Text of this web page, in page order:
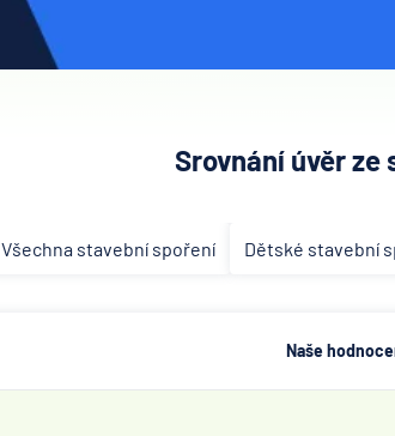
Srovnání úvěr
Všechna stavební spoření Dětské stavební
Naše